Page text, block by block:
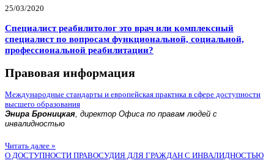
25/03/2020
Специалист реабилитолог это врач или комплексный
специалист по вопросам функциональной, социальной,
профессиональной реабилитации?
Правовая информация
Международные стандарты и европейская практика в сфере доступности
высшего образования
Энира Броницкая, директор Офиса по правам людей с
инвалидностью
Читать далее »
О ДОСТУПНОСТИ ПРАВОСУДИЯ ДЛЯ ГРАЖДАН С ИНВАЛИДНОСТЬЮ